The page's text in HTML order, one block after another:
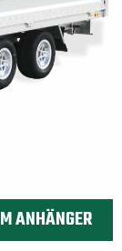
ANHÄNGER